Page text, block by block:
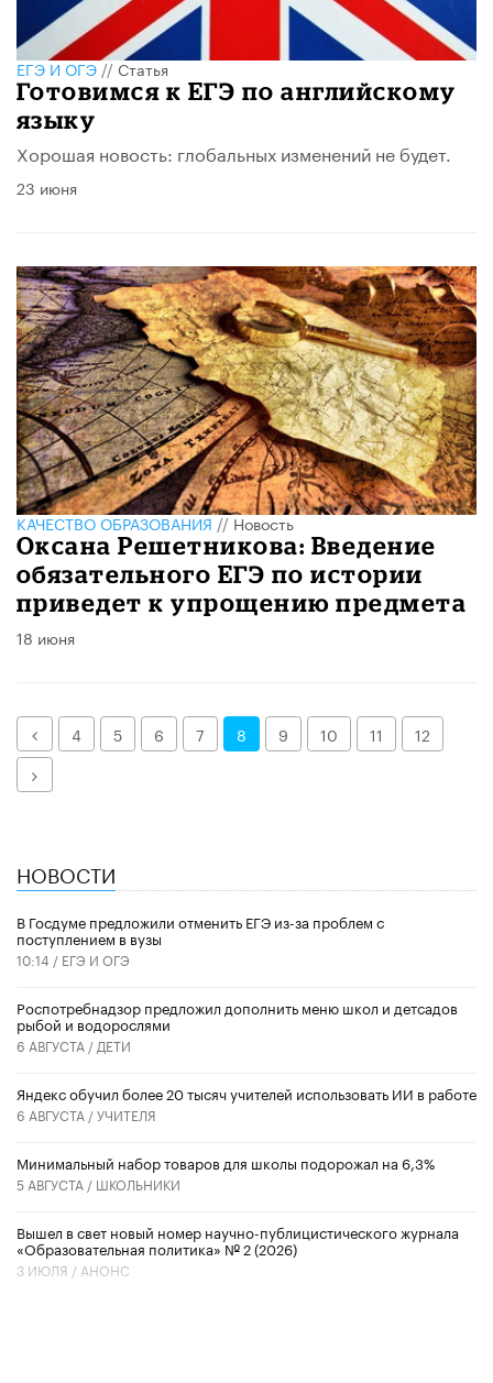
ЕГЭ И ОГЭ//Статья
Готовимся к ЕГЭ по английскому
языку
Хорошая новость: глобальных изменений не будет.
23 июня
КАЧЕСТВО ОБРАЗОВАНИЯ//Новость
Оксана Решетникова: Введение
обязательного ЕГЭ по истории
приведет к упрощению предмета
18 июня
Назад
4 5 6 7 8 9 10 11
12
Далее
НОВОСТИ
В Госдуме предложили отменить ЕГЭ из-за проблем с
поступлением в вузы
10:14 / ЕГЭ И ОГЭ
Роспотребнадзор предложил дополнить меню школ и детсадов
рыбой и водорослями
6 АВГУСТА / ДЕТИ
​Яндекс обучил более 20 тысяч учителей использовать ИИ в работе
6 АВГУСТА /УЧИТЕЛЯ
Минимальный набор товаров для школы подорожал на 6,3%
5 АВГУСТА / ШКОЛЬНИКИ
Вышел в свет новый номер научно-публицистического журнала
«Образовательная политика» № 2 (2026)
3 ИЮЛЯ / АНОНС